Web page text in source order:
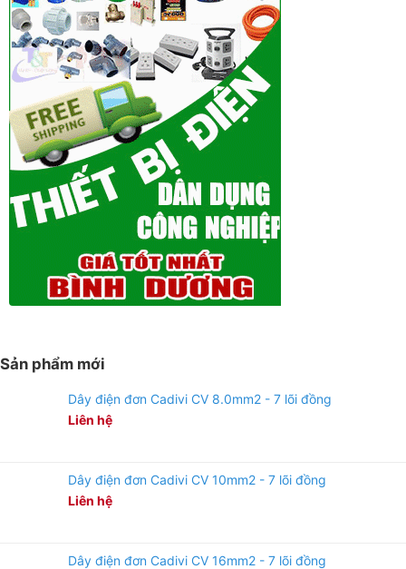
Sản phẩm mới
Dây điện đơn Cadivi CV 8.0mm2 - 7 lõi đồng
Liên hệ
Dây điện đơn Cadivi CV 10mm2 - 7 lõi đồng
Liên hệ
Dây điện đơn Cadivi CV 16mm2 - 7 lõi đồng